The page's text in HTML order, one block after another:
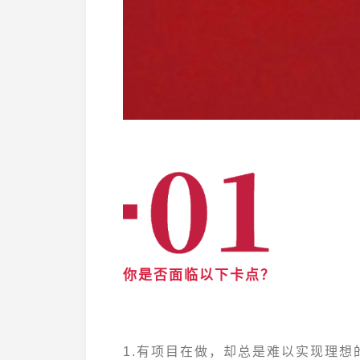
你是否面临以下卡点？
1.有项目在做，却总是难以实现理想